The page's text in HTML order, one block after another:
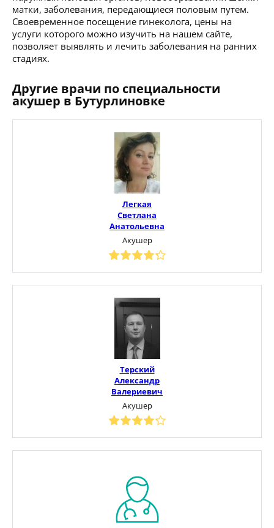
матки, заболевания, передающиеся половым путем.
Своевременное посещение гинеколога, цены на
услуги которого можно изучить на нашем сайте,
позволяет выявлять и лечить заболевания на ранних
стадиях.
Другие врачи по специальности
акушер в Бутурлиновке
Легкая
Светлана
Анатольевна
Акушер
Терский
Александр
Валериевич
Акушер